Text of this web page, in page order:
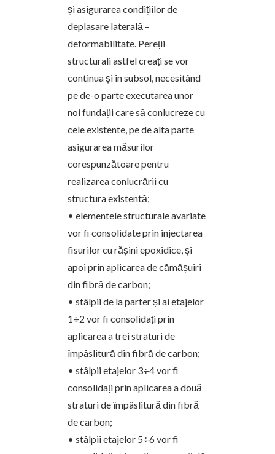
și asigurarea condițiilor de
deplasare laterală –
deformabilitate. Pereții
structurali astfel creați se vor
continua și în subsol, necesitând
pe de-o parte executarea unor
noi fundații care să conlucreze cu
cele existente, pe de alta parte
asigurarea măsurilor
corespunzătoare pentru
realizarea conlucrării cu
structura existentă;
• elementele structurale avariate
vor fi consolidate prin injectarea
fisurilor cu rășini epoxidice, și
apoi prin aplicarea de cămășuiri
din fibră de carbon;
• stâlpii de la parter și ai etajelor
1÷2 vor fi consolidați prin
aplicarea a trei straturi de
împâslitură din fibră de carbon;
• stâlpii etajelor 3÷4 vor fi
consolidați prin aplicarea a două
straturi de împâslitură din fibră
de carbon;
• stâlpii etajelor 5÷6 vor fi